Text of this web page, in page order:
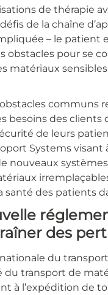
de thérapie
de la chaîne
– le patient
obstacles pour se
matériaux
communs
besoins des
de leurs
Systems
nouveaux
santé des patients
des
du
du transport de
à l’expédition de